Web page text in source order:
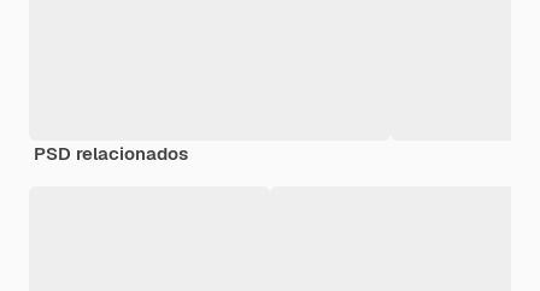
PSD relacionados